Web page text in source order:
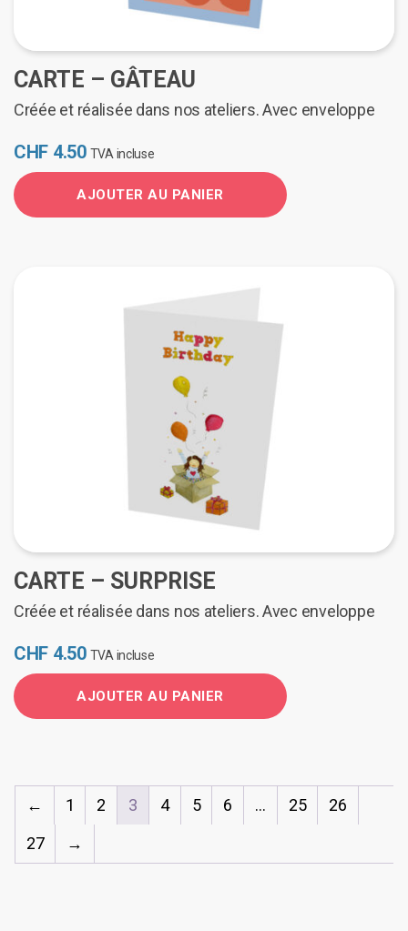
CARTE – GÂTEAU
Créée et réalisée dans nos ateliers. Avec enveloppe
CHF 4.50 TVA incluse
AJOUTER AU PANIER
CARTE – SURPRISE
Créée et réalisée dans nos ateliers. Avec enveloppe
CHF 4.50 TVA incluse
AJOUTER AU PANIER
← 1 2 3 4 5 6 … 25
26
27
→